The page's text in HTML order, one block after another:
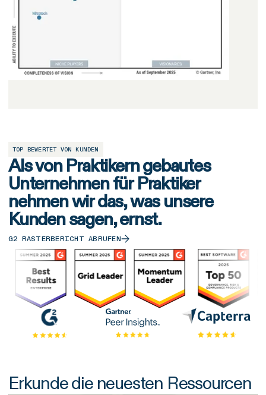
TOP BEWERTET VON KUNDEN
Als von Praktikern gebautes
Unternehmen für Praktiker
nehmen wir das, was unsere
Kunden sagen, ernst.
G2 RASTERBERICHT ABRUFEN
Erkunde die neuesten Ressourcen